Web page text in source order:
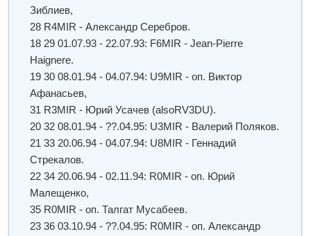
Зиблиев,
28 R4MIR - Александр Серебров.
18 29 01.07.93 - 22.07.93: F6MIR - Jean-Pierre
Haignere.
19 30 08.01.94 - 04.07.94: U9MIR - оп. Виктор
Афанасьев,
31 R3MIR - Юрий Усачев (alsoRV3DU).
20 32 08.01.94 - ??.04.95: U3MIR - Валерий Поляков.
21 33 20.06.94 - 04.07.94: U8MIR - Геннадий
Стрекалов.
22 34 20.06.94 - 02.11.94: R0MIR - оп. Юрий
Малещенко,
35 R0MIR - оп. Талгат Мусабеев.
23 36 03.10.94 - ??.04.95: R0MIR - оп. Александр